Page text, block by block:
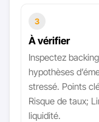
3
À vérifier
Inspectez
hypothèses
stressé. Points
Risque de taux;
liquidité.